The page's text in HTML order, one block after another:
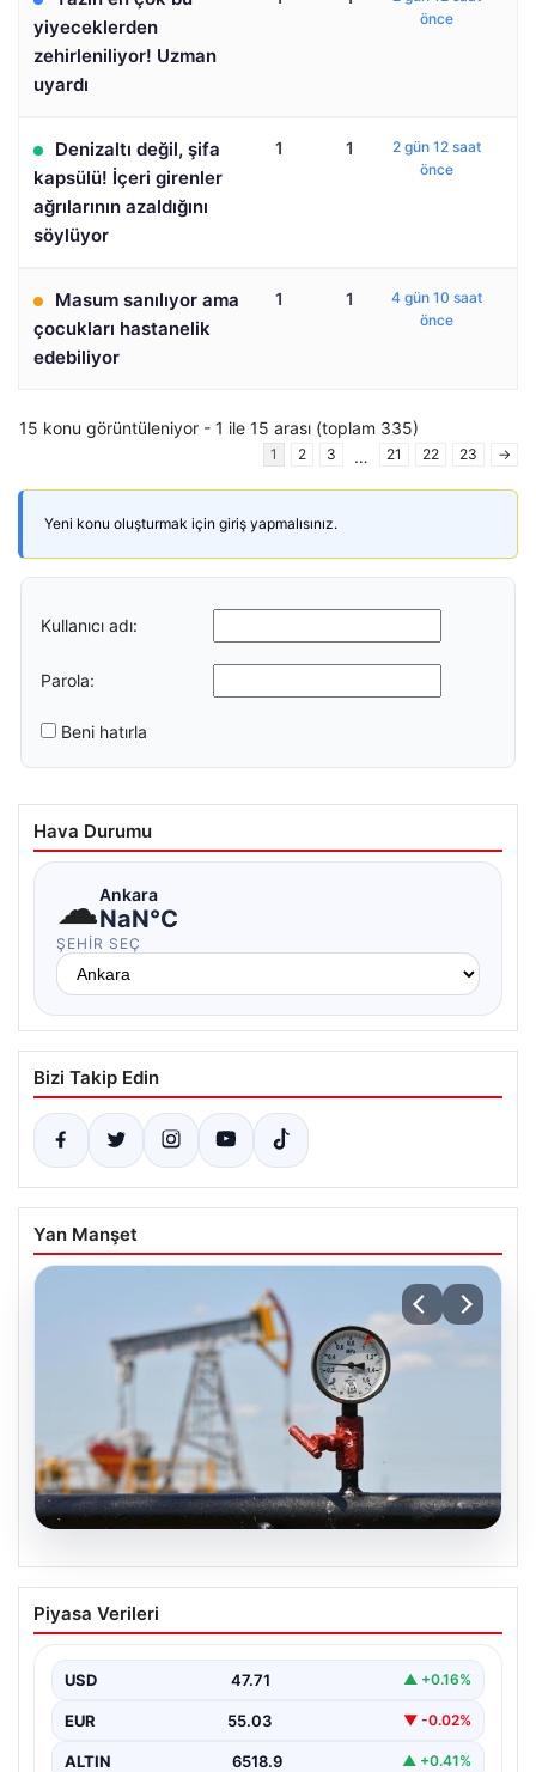
yiyeceklerden
zehirleniliyor! Uzman
uyardı
önce
Denizaltı değil, şifa
kapsülü! İçeri girenler
ağrılarının azaldığını
söylüyor
1 1
2 gün 12 saat
önce
Masum sanılıyor ama
çocukları hastanelik
edebiliyor
1 1
4 gün 10 saat
önce
15 konu görüntüleniyor - 1 ile 15 arası (toplam 335)
1 2 3 … 21 22 23 →
Yeni konu oluşturmak için giriş yapmalısınız.
Kullanıcı adı:
Parola:
Beni hatırla
Hava Durumu
☁Ankara
NaN°C
ŞEHIR SEÇ
Bizi Takip Edin
Yan Manşet
Petrol fiyatları 25 Mayıs: Petrol fiyatları
düştü mü, ne kadar oldu? Brent petrol
{"title": "Petrol fiyatları 25 Mayıs: Güncel petrol fiyatları
piyasalarında…
Piyasa Verileri
USD 47.71 ▲ +0.16%
EUR 55.03 ▼ -0.02%
ALTIN 6518.9 ▲ +0.41%